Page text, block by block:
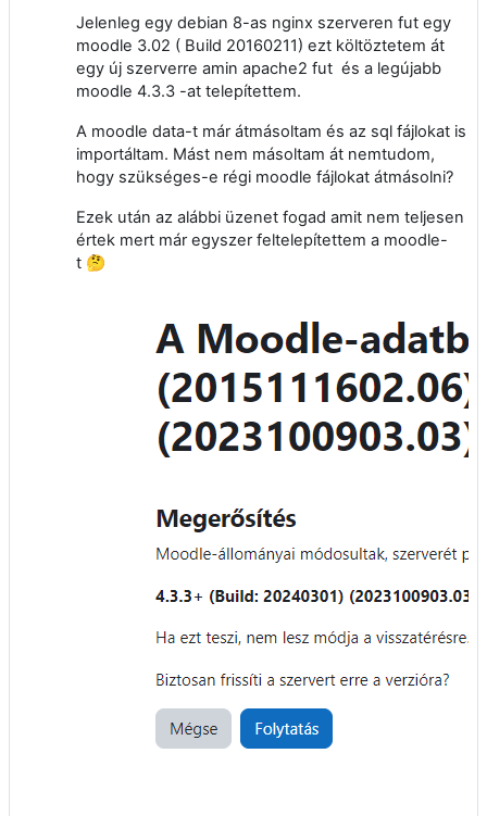
Jelenleg egy debian 8-as nginx szerveren fut egy
moodle 3.02 ( Build 20160211) ezt költöztetem át
egy új szerverre amin apache2 fut és a legújabb
moodle 4.3.3 -at telepítettem.
A moodle data-t már átmásoltam és az sql fájlokat is
importáltam. Mást nem másoltam át nemtudom,
hogy szükséges-e régi moodle fájlokat átmásolni?
Ezek után az alábbi üzenet fogad amit nem teljesen
értek mert már egyszer feltelepítettem a moodle-
t 🤔